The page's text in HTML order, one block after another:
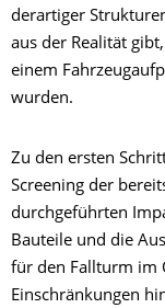
derartiger
aus der Realität
einem
wurden.
Zu den ersten
Screening der
durchgeführten
Bauteile und die
für den Fallturm im
Einschränkungen